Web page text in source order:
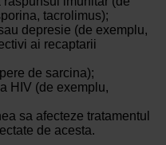
tacrolimus);
depresie (de exemplu,
ai recaptarii
de sarcina);
HIV (de exemplu,
sa afecteze tratamentul
de acesta.